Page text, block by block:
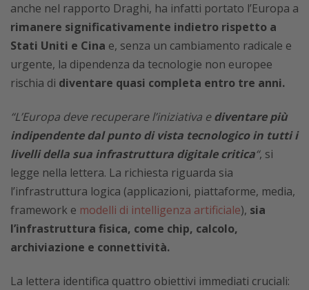
anche nel rapporto Draghi, ha infatti portato l’Europa a
rimanere significativamente indietro rispetto a
Stati Uniti e Cina e, senza un cambiamento radicale e
urgente, la dipendenza da tecnologie non europee
rischia di diventare quasi completa entro tre anni.
“L’Europa deve recuperare l’iniziativa ediventare più
indipendente dal punto di vista tecnologico in tutti i
livelli della sua infrastruttura digitale critica“, si
legge nella lettera. La richiesta riguarda sia
l’infrastruttura logica (applicazioni, piattaforme, media,
framework e modelli di intelligenza artificiale), sia
l’infrastruttura fisica, come chip, calcolo,
archiviazione e connettività.
La lettera identifica quattro obiettivi immediati cruciali: